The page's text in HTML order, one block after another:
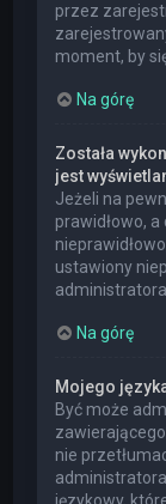
przez
moment, by
Na górę
Została
jest
Jeżeli na
prawidłowo,
ustawiony
Na górę
Mojego
Być może
nie